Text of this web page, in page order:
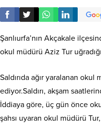
Şanlıurfa’nın Akçakale
okul müdürü Aziz Tur
Saldırıda ağır yaralanan
ediyor.Saldırı, akşam
İddiaya göre, üç gün önce
şahsı uyaran okul müdürü